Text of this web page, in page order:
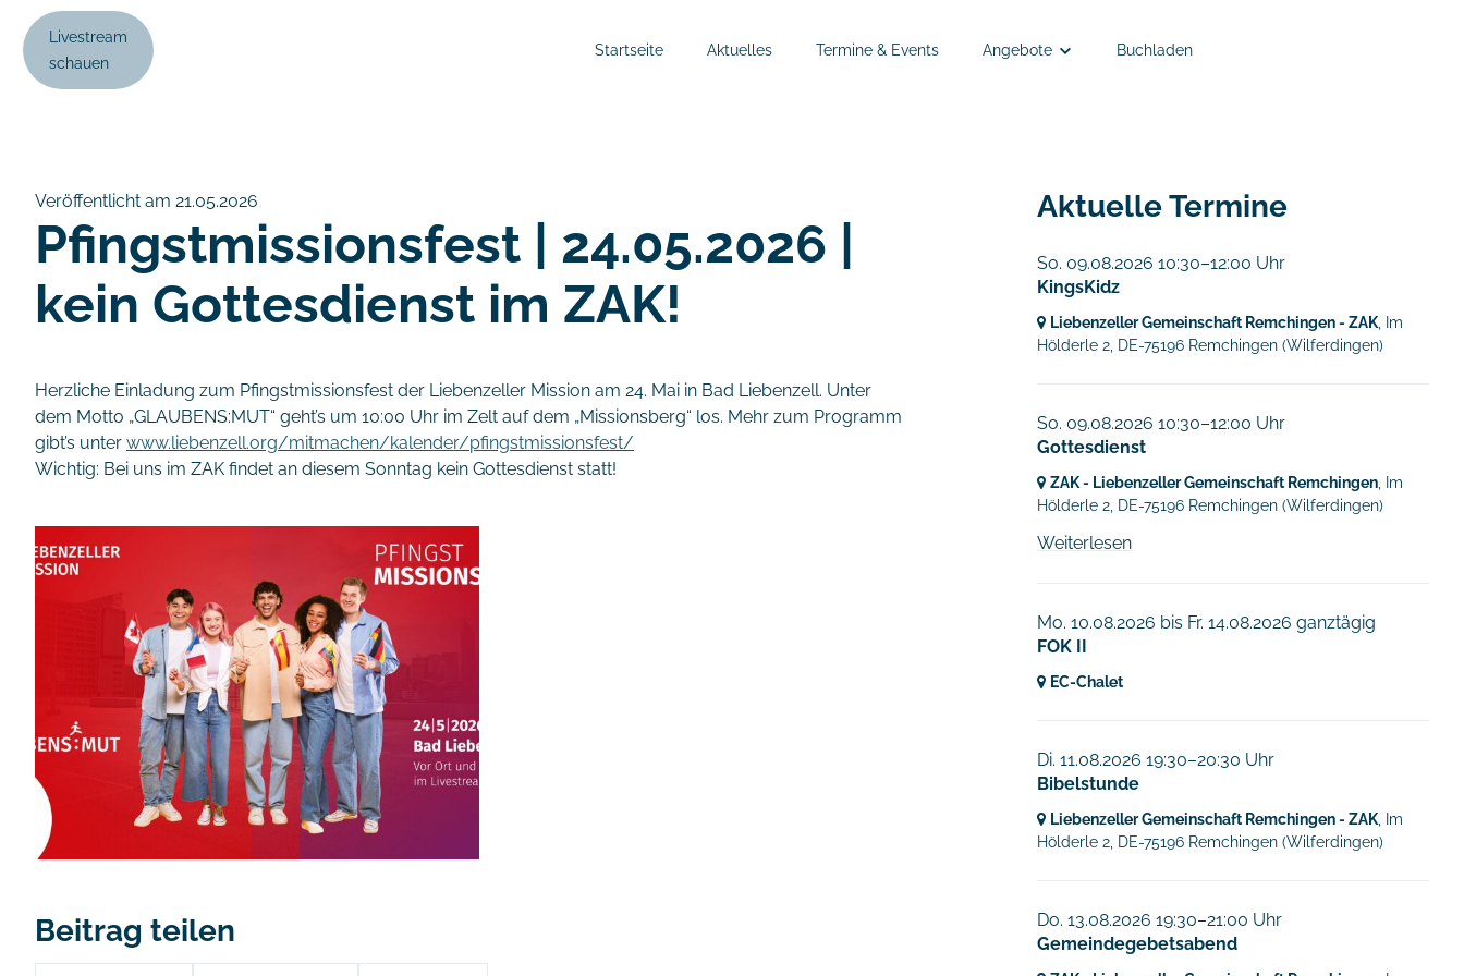
Livestream
schauen
Startseite Aktuelles Termine & Events Angebote
Semesterkleingruppen
Tiefgänger
Buchladen
Veröffentlicht am 21.05.2026
Pfingstmissionsfest | 24.05.2026 |
kein Gottesdienst im ZAK!
Herzliche Einladung zum Pfingstmissionsfest der Liebenzeller Mission am 24. Mai in Bad Liebenzell. Unter
dem Motto „GLAUBENS:MUT“ geht’s um 10:00 Uhr im Zelt auf dem „Missionsberg“ los. Mehr zum Programm
gibt’s unter www.liebenzell.org/mitmachen/kalender/pfingstmissionsfest/
Wichtig: Bei uns im ZAK findet an diesem Sonntag kein Gottesdienst statt!
Beitrag teilen
Aktuelle Termine
So. 09.08.2026 10:30–12:00 Uhr
KingsKidz
Liebenzeller Gemeinschaft Remchingen - ZAK , Im
Hölderle 2, DE-75196 Remchingen (Wilferdingen)
So. 09.08.2026 10:30–12:00 Uhr
Gottesdienst
ZAK - Liebenzeller Gemeinschaft Remchingen , Im
Hölderle 2, DE-75196 Remchingen (Wilferdingen)
Weiterlesen
Mo. 10.08.2026 bis Fr. 14.08.2026 ganztägig
FOK II
EC-Chalet
Di. 11.08.2026 19:30–20:30 Uhr
Bibelstunde
Liebenzeller Gemeinschaft Remchingen - ZAK , Im
Hölderle 2, DE-75196 Remchingen (Wilferdingen)
Do. 13.08.2026 19:30–21:00 Uhr
Gemeindegebetsabend